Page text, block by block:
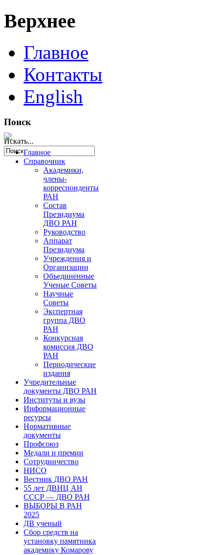
Верхнее
Главное
Контакты
English
Поиск
Искать...
Главное
Справочник
Академики,
члены-
корреспонденты
РАН
Состав
Президиума
ДВО РАН
Руководство
Аппарат
Президиума
Учреждения и
Организации
Объединенные
Ученые Советы
Научные
Советы
Экспертная
группа ДВО
РАН
Конкурсная
комиссия ДВО
РАН
Периодические
издания
Учредительные
документы ДВО РАН
Институты и вузы
Информационные
ресурсы
Нормативные
документы
Профсоюз
Медали и премии
Сотрудничество
НИСО
Вестник ДВО РАН
55 лет ДВНЦ АН
СССР — ДВО РАН
ВЫБОРЫ В РАН
2025
ДВ ученый
Сбор средств на
установку памятника
академику Комарову